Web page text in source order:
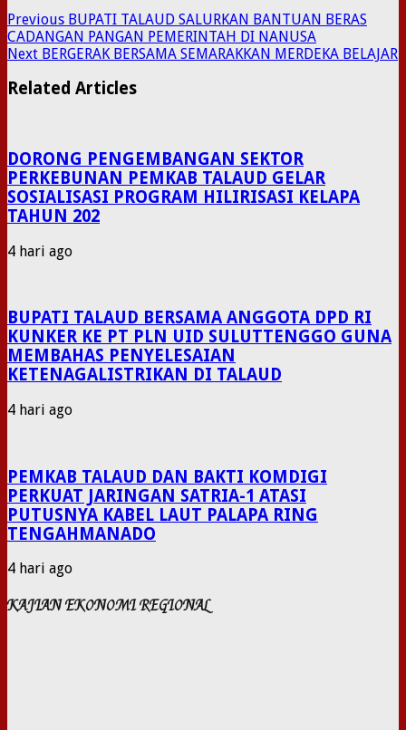
Previous BUPATI TALAUD SALURKAN BANTUAN BERAS
CADANGAN PANGAN PEMERINTAH DI NANUSA
Next BERGERAK BERSAMA SEMARAKKAN MERDEKA BELAJAR
Related Articles
DORONG PENGEMBANGAN SEKTOR
PERKEBUNAN PEMKAB TALAUD GELAR
SOSIALISASI PROGRAM HILIRISASI KELAPA
TAHUN 202
4 hari ago
BUPATI TALAUD BERSAMA ANGGOTA DPD RI
KUNKER KE PT PLN UID SULUTTENGGO GUNA
MEMBAHAS PENYELESAIAN
KETENAGALISTRIKAN DI TALAUD
4 hari ago
PEMKAB TALAUD DAN BAKTI KOMDIGI
PERKUAT JARINGAN SATRIA-1 ATASI
PUTUSNYA KABEL LAUT PALAPA RING
TENGAHMANADO
4 hari ago
KAJIAN EKONOMI REGIONAL